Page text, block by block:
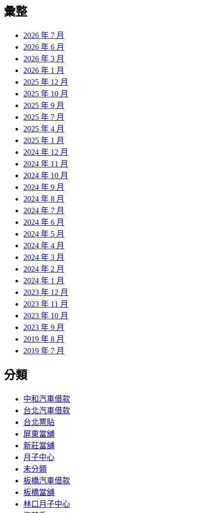
彙整
2026 年 7 月
2026 年 6 月
2026 年 3 月
2026 年 1 月
2025 年 12 月
2025 年 10 月
2025 年 9 月
2025 年 7 月
2025 年 4 月
2025 年 1 月
2024 年 12 月
2024 年 11 月
2024 年 10 月
2024 年 9 月
2024 年 8 月
2024 年 7 月
2024 年 6 月
2024 年 5 月
2024 年 4 月
2024 年 3 月
2024 年 2 月
2024 年 1 月
2023 年 12 月
2023 年 11 月
2023 年 10 月
2023 年 9 月
2019 年 8 月
2019 年 7 月
分類
中和汽車借款
台北汽車借款
台北票貼
屏東當舖
新莊當舖
月子中心
未分類
板橋汽車借款
板橋當舖
林口月子中心